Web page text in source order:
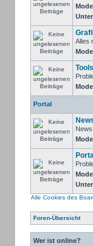
Alles
Portal
Alle Cookies des
Foren-Übersicht
Wer ist online?